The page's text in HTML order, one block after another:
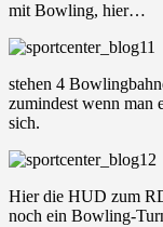
mit Bowling, hier…
stehen 4
zumindest wenn man
sich.
Hier die HUD zum
noch ein Bowling-